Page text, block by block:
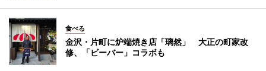
食べる
金沢・片町に炉端焼き店「璃然」 大正の町家改
修、「ビーバー」コラボも